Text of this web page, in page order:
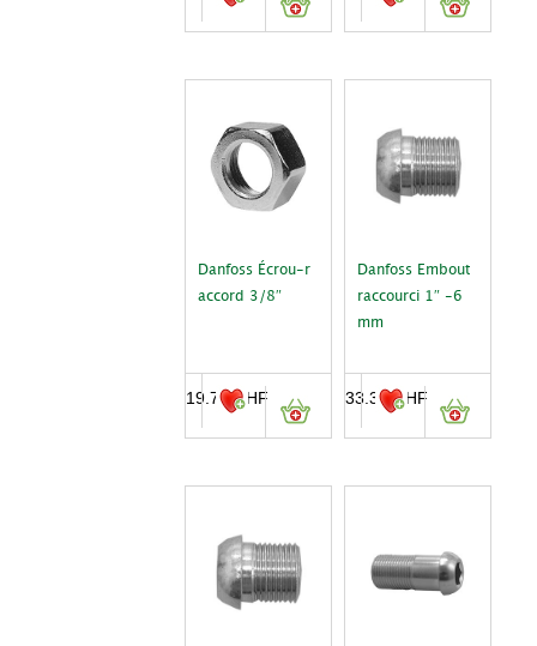
Danfoss Écrou-r
accord 3/8″
19.70CHF
Danfoss Embout
raccourci 1″ -6
mm
33.30CHF